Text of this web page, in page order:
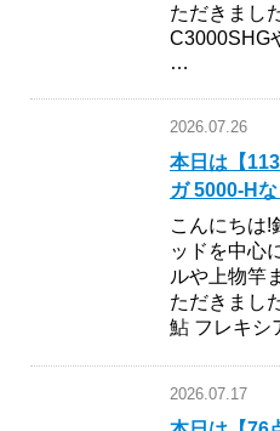
ただきまし
C3000SHG
…
2026.07.26
本日は【
ガ 5000-H
こんにちは!
ッドを中心
ルや上物竿
ただきまし
鮎 フレキシ
2026.07.17